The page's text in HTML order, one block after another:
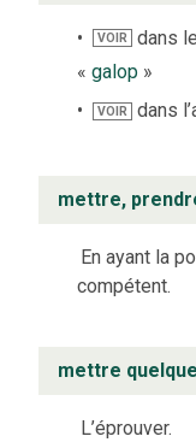
VOIR
dans
« galop »
VOIR dans
mettre,
En ayant la
compétent.
mettre
L’éprouver.